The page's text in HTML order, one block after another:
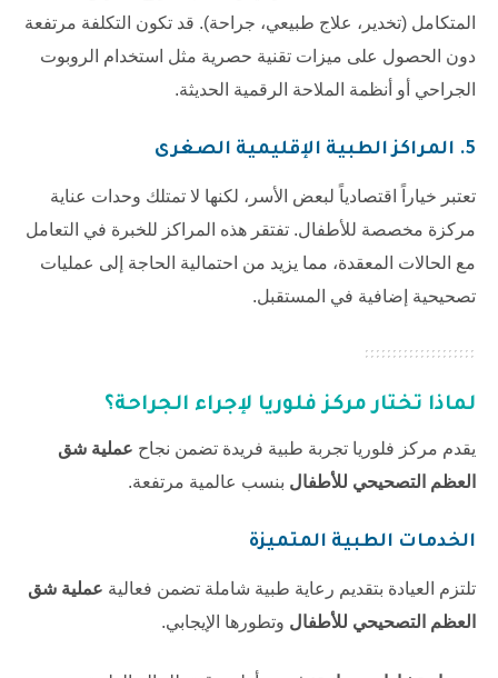
المتكامل (تخدير، علاج طبيعي، جراحة). قد تكون التكلفة مرتفعة
دون الحصول على ميزات تقنية حصرية مثل استخدام الروبوت
الجراحي أو أنظمة الملاحة الرقمية الحديثة.
5. المراكز الطبية الإقليمية الصغرى
تعتبر خياراً اقتصادياً لبعض الأسر، لكنها لا تمتلك وحدات عناية
مركزة مخصصة للأطفال. تفتقر هذه المراكز للخبرة في التعامل
مع الحالات المعقدة، مما يزيد من احتمالية الحاجة إلى عمليات
تصحيحية إضافية في المستقبل.
لماذا تختار مركز فلوريا لإجراء الجراحة؟
يقدم مركز فلوريا تجربة طبية فريدة تضمن نجاح عملية شق
العظم التصحيحي للأطفال بنسب عالمية مرتفعة.
الخدمات الطبية المتميزة
تلتزم العيادة بتقديم رعاية طبية شاملة تضمن فعالية عملية شق
العظم التصحيحي للأطفال وتطورها الإيجابي.